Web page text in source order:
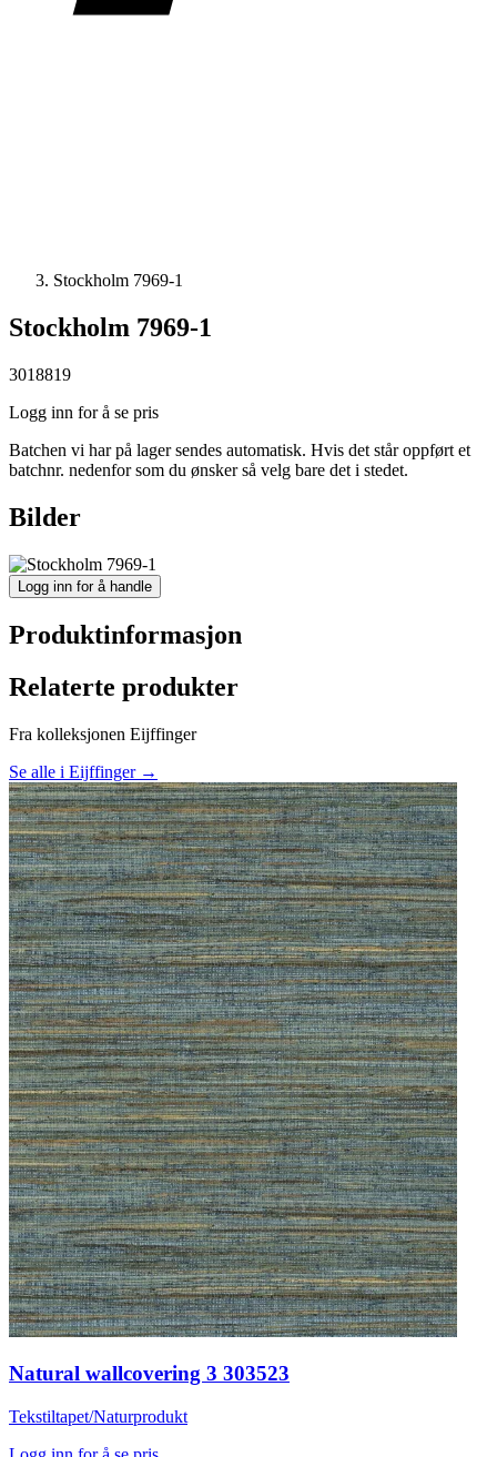
Stockholm 7969-1
Stockholm 7969-1
3018819
Logg inn for å se pris
Batchen vi har på lager sendes automatisk. Hvis det står oppført et
batchnr. nedenfor som du ønsker så velg bare det i stedet.
Bilder
Logg inn for å handle
Produktinformasjon
Relaterte produkter
Fra kolleksjonen Eijffinger
Se alle i Eijffinger →
Natural wallcovering 3 303523
Tekstiltapet/Naturprodukt